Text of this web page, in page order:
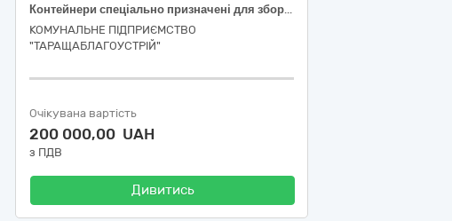
Контейнери спеціально призначені для збору твердих побутових відходів
КОМУНАЛЬНЕ ПІДПРИЄМСТВО
"ТАРАЩАБЛАГОУСТРІЙ"
Очікувана вартість
200 000,00 UAH
з ПДВ
Дивитись